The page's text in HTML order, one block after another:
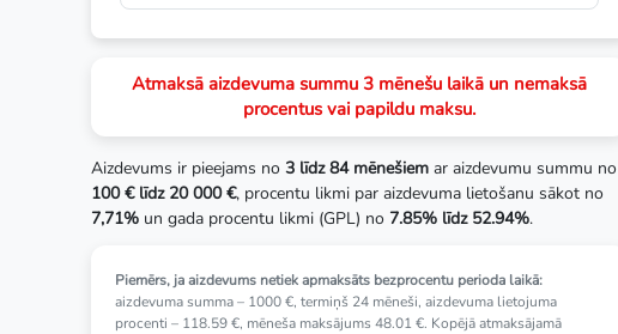
Atmaksā aizdevuma summu 3 mēnešu laikā un nemaksā
procentus vai papildu maksu.
Aizdevums ir pieejams no 3 līdz 84 mēnešiem ar aizdevumu summu no
100 € līdz 20 000 €, procentu likmi par aizdevuma lietošanu sākot no
7,71% un gada procentu likmi (GPL) no 7.85% līdz 52.94%.
Piemērs, ja aizdevums netiek apmaksāts bezprocentu perioda laikā:
aizdevuma summa – 1000 €, termiņš 24 mēneši, aizdevuma lietojuma
procenti – 118.59 €, mēneša maksājums 48.01 €. Kopējā atmaksājamā